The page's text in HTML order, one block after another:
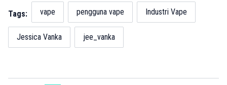
Tags: vape pengguna vape Industri Vape
Jessica Vanka jee_vanka